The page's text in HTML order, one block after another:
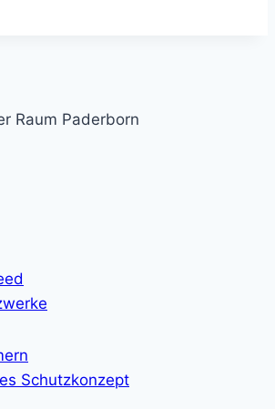
Raum Paderborn
Schutzkonzept